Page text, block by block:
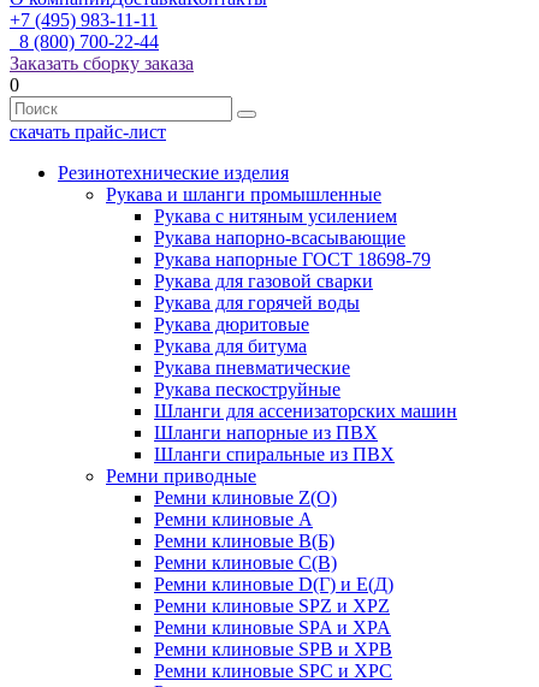
+7 (495) 983-11-11
8 (800) 700-22-44
Заказать сборку заказа
0
скачать прайс-лист
Резинотехнические изделия
Рукава и шланги промышленные
Рукава с нитяным усилением
Рукава напорно-всасывающие
Рукава напорные ГОСТ 18698-79
Рукава для газовой сварки
Рукава для горячей воды
Рукава дюритовые
Рукава для битума
Рукава пневматические
Рукава пескоструйные
Шланги для ассенизаторских машин
Шланги напорные из ПВХ
Шланги спиральные из ПВХ
Ремни приводные
Ремни клиновые Z(О)
Ремни клиновые А
Ремни клиновые В(Б)
Ремни клиновые С(В)
Ремни клиновые D(Г) и Е(Д)
Ремни клиновые SPZ и XPZ
Ремни клиновые SPA и XPA
Ремни клиновые SPB и XPB
Ремни клиновые SPC и XPC